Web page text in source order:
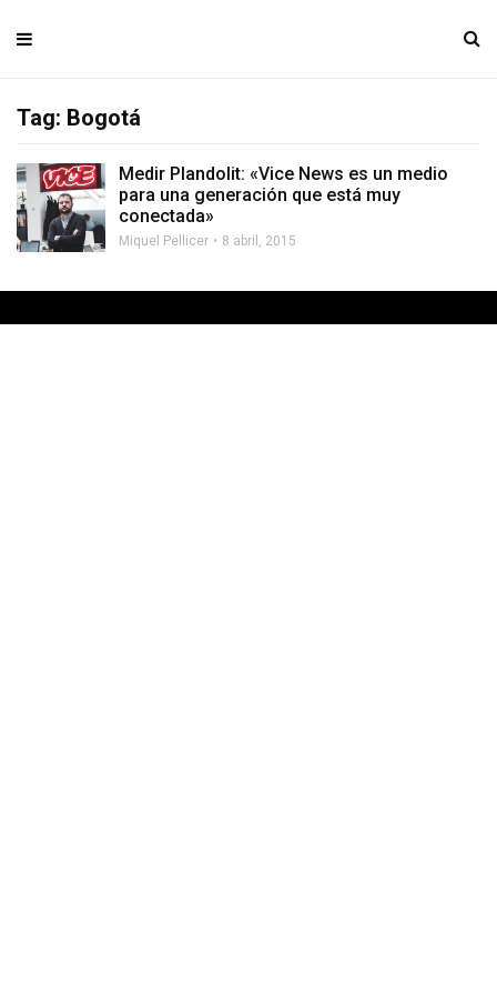
Tag: Bogotá
Medir Plandolit: «Vice News es un medio
para una generación que está muy
conectada»
Miquel Pellicer 8 abril, 2015